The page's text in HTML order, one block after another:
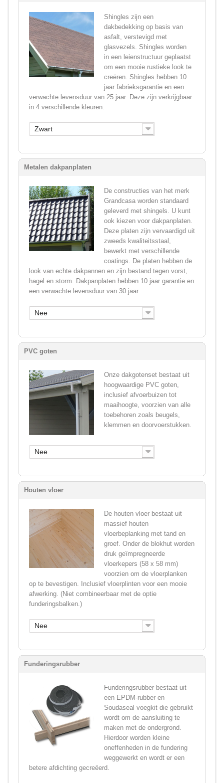
Shingles zijn een
dakbedekking op basis van
asfalt, verstevigd met
glasvezels. Shingles worden
in een leienstructuur geplaatst
om een mooie rustieke look te
creëren. Shingles hebben 10
jaar fabrieksgarantie en een
verwachte levensduur van 25 jaar. Deze zijn verkrijgbaar
in 4 verschillende kleuren.
Zwart
Metalen dakpanplaten
De constructies van het merk
Grandcasa worden standaard
geleverd met shingels. U kunt
ook kiezen voor dakpanplaten.
Deze platen zijn vervaardigd uit
zweeds kwaliteitsstaal,
bewerkt met verschillende
coatings. De platen hebben de
look van echte dakpannen en zijn bestand tegen vorst,
hagel en storm. Dakpanplaten hebben 10 jaar garantie en
een verwachte levensduur van 30 jaar
Nee
PVC goten
Onze dakgotenset bestaat uit
hoogwaardige PVC goten,
inclusief afvoerbuizen tot
maaihoogte, voorzien van alle
toebehoren zoals beugels,
klemmen en doorvoerstukken.
Nee
Houten vloer
De houten vloer bestaat uit
massief houten
vloerbeplanking met tand en
groef. Onder de blokhut worden
druk geïmpregneerde
vloerkepers (58 x 58 mm)
voorzien om de vloerplanken
op te bevestigen. Inclusief vloerplinten voor een mooie
afwerking. (Niet combineerbaar met de optie
funderingsbalken.)
Nee
Funderingsrubber
Funderingsrubber bestaat uit
een EPDM-rubber en
Soudaseal voegkit die gebruikt
wordt om de aansluiting te
maken met de ondergrond.
Hierdoor worden kleine
oneffenheden in de fundering
weggewerkt en wordt er een
betere afdichting gecreëerd.